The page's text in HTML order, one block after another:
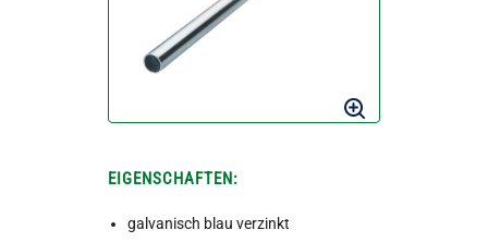
EIGENSCHAFTEN:
galvanisch blau verzinkt